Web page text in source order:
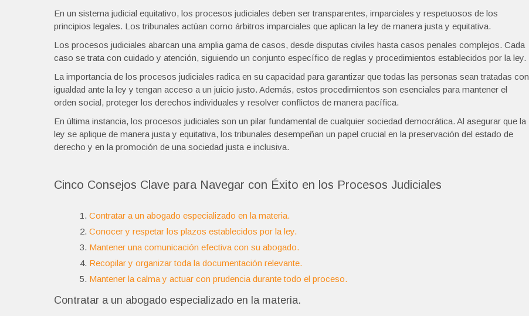
En un sistema judicial equitativo, los procesos judiciales deben ser transparentes, imparciales y respetuosos de los
principios legales. Los tribunales actúan como árbitros imparciales que aplican la ley de manera justa y equitativa.
Los procesos judiciales abarcan una amplia gama de casos, desde disputas civiles hasta casos penales complejos. Cada
caso se trata con cuidado y atención, siguiendo un conjunto específico de reglas y procedimientos establecidos por la ley.
La importancia de los procesos judiciales radica en su capacidad para garantizar que todas las personas sean tratadas con
igualdad ante la ley y tengan acceso a un juicio justo. Además, estos procedimientos son esenciales para mantener el
orden social, proteger los derechos individuales y resolver conflictos de manera pacífica.
En última instancia, los procesos judiciales son un pilar fundamental de cualquier sociedad democrática. Al asegurar que la
ley se aplique de manera justa y equitativa, los tribunales desempeñan un papel crucial en la preservación del estado de
derecho y en la promoción de una sociedad justa e inclusiva.
Cinco Consejos Clave para Navegar con Éxito en los Procesos Judiciales
Contratar a un abogado especializado en la materia.
Conocer y respetar los plazos establecidos por la ley.
Mantener una comunicación efectiva con su abogado.
Recopilar y organizar toda la documentación relevante.
Mantener la calma y actuar con prudencia durante todo el proceso.
Contratar a un abogado especializado en la materia.